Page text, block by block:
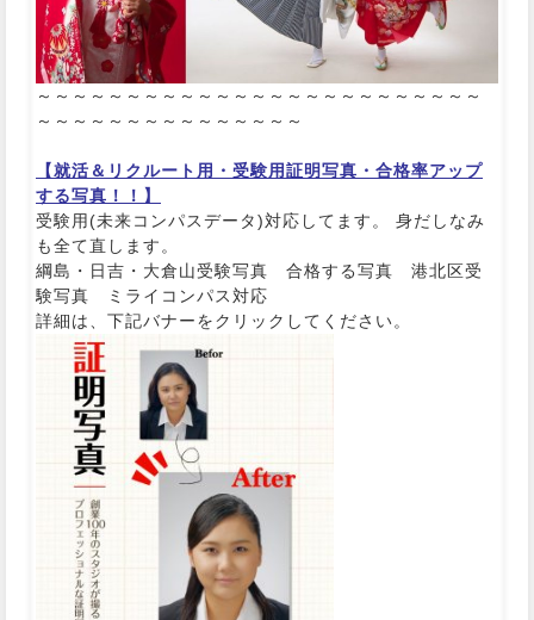
～～～～～～～～～～～～～～～～～～～～～～～～～
～～～～～～～～～～～～～～～
【就活＆リクルート用・受験用証明写真・合格率アップ
する写真！！】
受験用(未来コンパスデータ)対応してます。 身だしなみ
も全て直します。
綱島・日吉・大倉山受験写真 合格する写真 港北区受
験写真 ミライコンパス対応
詳細は、下記バナーをクリックしてください。